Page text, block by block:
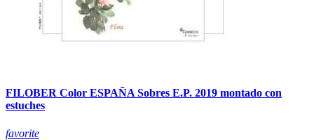
FILOBER Color ESPAÑA Sobres E.P. 2019 montado con
estuches
favorite